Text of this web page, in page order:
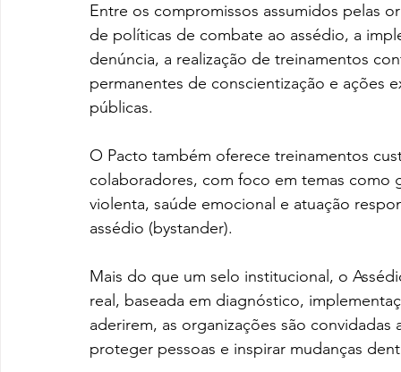
Entre os compromissos assumidos pelas
de políticas de combate ao assédio, a
denúncia, a realização de treinamentos
permanentes de conscientização e ações
públicas.
O Pacto também oferece treinamentos
colaboradores, com foco em temas como
violenta, saúde emocional e atuação
assédio (bystander).
Mais do que um selo institucional, o
real, baseada em diagnóstico,
aderirem, as organizações são
proteger pessoas e inspirar mudanças